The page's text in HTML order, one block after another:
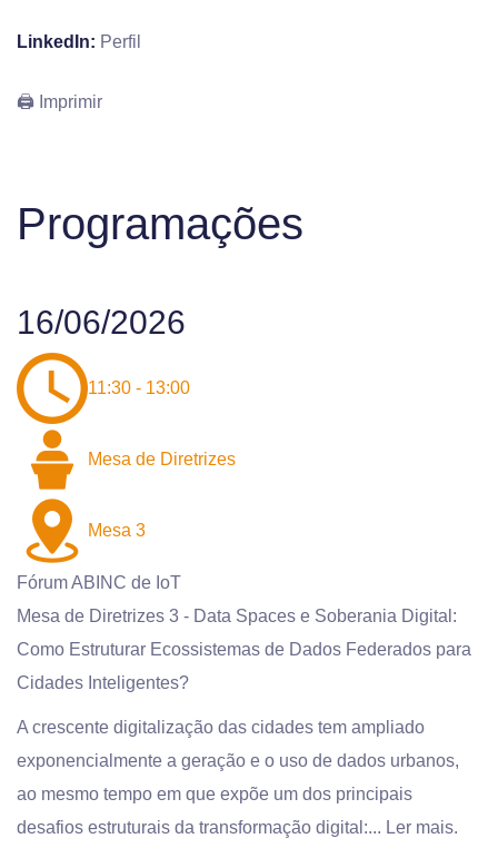
LinkedIn: Perfil
🖨 Imprimir
Programações
16/06/2026
11:30 - 13:00
Mesa de Diretrizes
Mesa 3
Fórum ABINC de IoT
Mesa de Diretrizes 3 - Data Spaces e Soberania Digital:
Como Estruturar Ecossistemas de Dados Federados para
Cidades Inteligentes?
A crescente digitalização das cidades tem ampliado
exponencialmente a geração e o uso de dados urbanos,
ao mesmo tempo em que expõe um dos principais
desafios estruturais da transformação digital:... Ler mais.